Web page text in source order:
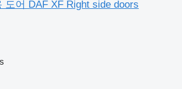
도어 DAF XF Right side doors